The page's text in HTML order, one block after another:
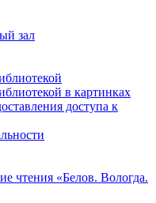
зал
в картинках
доступа к
чтения «Белов. Вологда.